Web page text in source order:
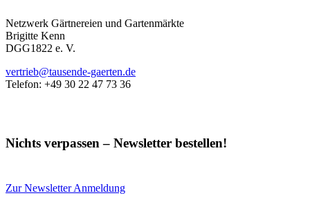
Netzwerk Gärtnereien und Gartenmärkte
Brigitte Kenn
DGG1822 e. V.
vertrieb@tausende-gaerten.de
Telefon: +49 30 22 47 73 36
Nichts verpassen – Newsletter bestellen!
Zur Newsletter Anmeldung